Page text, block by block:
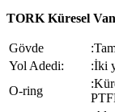
TORK Küresel
Gövde
Yol Adedi:
:İki
O-ring